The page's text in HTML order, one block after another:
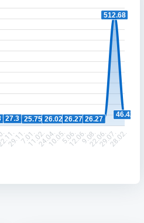
27.3 25.75 26.02 26.27 26.27
512.68
46.42
29.11.7.01.
11.02.24.04.10.05.5.06.
12.06.9.08.
22.06.29.07.28.02.